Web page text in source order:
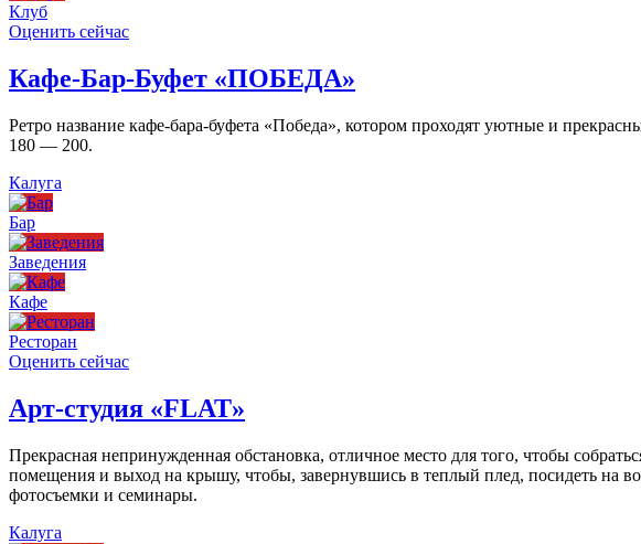
Клуб
Оценить сейчас
Кафе-Бар-Буфет «ПОБЕДА»
Ретро название кафе-бара-буфета «Победа», котором проходят уютные и
180 — 200.
Калуга
Бар
Заведения
Кафе
Ресторан
Оценить сейчас
Арт-студия «FLAT»
Прекрасная непринужденная обстановка, отличное место для того, чтобы
помещения и выход на крышу, чтобы, завернувшись в теплый плед, посидеть на
фотосъемки и семинары.
Калуга